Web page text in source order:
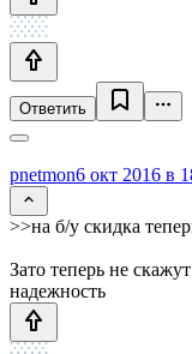
Ответить
pnetmon6 окт 2016 в
>>на б/у скидка
Зато теперь не
надежность